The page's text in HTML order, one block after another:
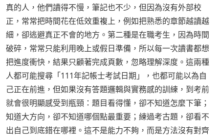
真的人，他們讀得不慢，筆記也不少，但因為沒有外部校
正，常常把時間花在低效重複上，例如把熟悉的章節越讀越
細，卻逃避真正不會的地方。第二種是在職考生，因為時間
破碎，常常只能利用晚上或假日準備，所以每一次讀書都想
把進度衝快，結果只顧著完成頁數，忽略理解深度。這兩種
人都可能搜尋「111年記帳士考試日期」，也都可能以為自
己正在前進，但如果沒有答題邏輯與實務感的訓練，到考前
就會很明顯感受到瓶頸：題目看得懂，卻不知道怎麼下筆；
知道大方向，卻不知道哪個點最重要；練過考古題，卻看不
出自己到底錯在哪裡。這不是能力不夠，而是方法沒有對齊